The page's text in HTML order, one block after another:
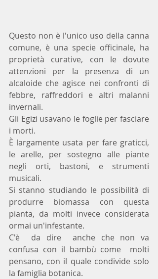
Questo non è l'unico uso della canna
comune, è una specie officinale, ha
proprietà curative, con le dovute
attenzioni per la presenza di un
alcaloide che agisce nei confronti di
febbre, raffreddori e altri malanni
invernali.
Gli Egizi usavano le foglie per fasciare
i morti.
È largamente usata per fare graticci,
le arelle, per sostegno alle piante
negli orti, bastoni, e strumenti
musicali.
Si stanno studiando le possibilità di
produrre biomassa con questa
pianta, da molti invece considerata
ormai un'infestante.
C'è  da dire  anche che non va
confusa con il bambù come  molti
pensano, con il quale condivide solo
la famiglia botanica.